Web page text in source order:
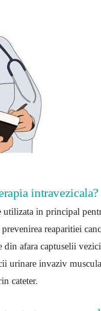
intravezicala?
utilizata in principal
reaparitiei
din afara captuselii
urinare invaziv
cateter.